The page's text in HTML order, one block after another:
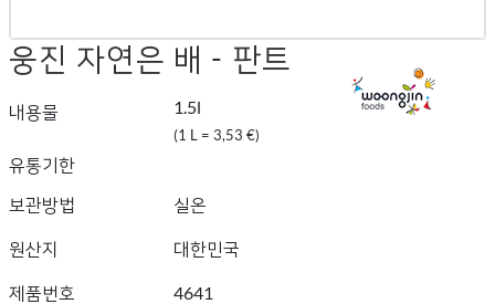
웅진 자연은 배 - 판트
내용물 1.5l
(1 L = 3,53 €)
유통기한
보관방법
실온
원산지 대한민국
제품번호 4641